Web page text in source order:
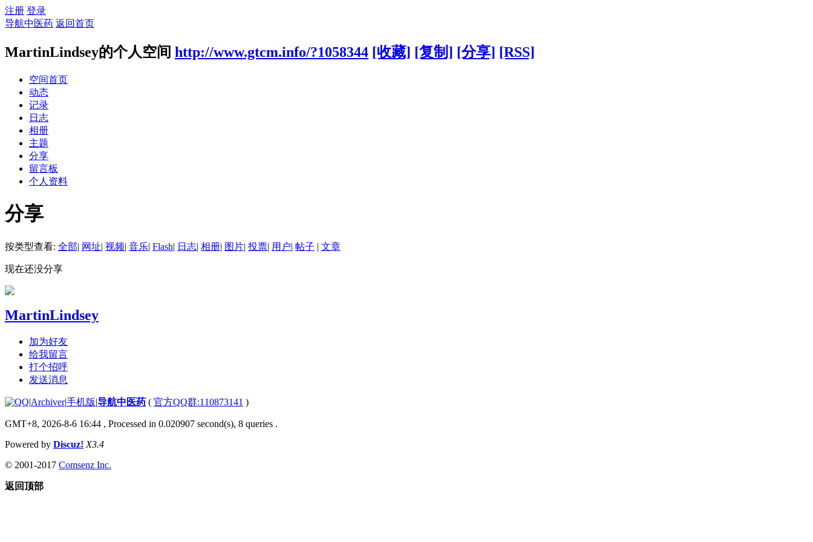
注册 登录
导航中医药 返回首页
MartinLindsey的个人空间 http://www.gtcm.info/?1058344 [收藏] [复制] [分享] [RSS]
空间首页
动态
记录
日志
相册
主题
分享
留言板
个人资料
分享
按类型查看: 全部| 网址| 视频| 音乐| Flash| 日志| 相册| 图片| 投票| 用户| 帖子 | 文章
现在还没分享
MartinLindsey
加为好友
给我留言
打个招呼
发送消息
|Archiver|手机版|导航中医药 ( 官方QQ群:110873141 )
GMT+8, 2026-8-6 16:44 , Processed in 0.020907 second(s), 8 queries .
Powered by Discuz! X3.4
© 2001-2017 Comsenz Inc.
返回顶部